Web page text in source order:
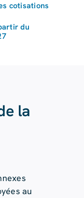
cotisations
du
la
au